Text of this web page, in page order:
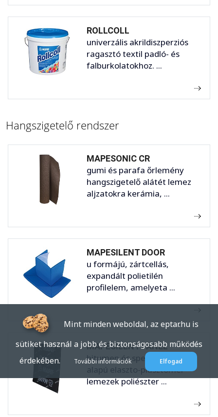
ROLLCOLL
univerzális akrildiszperziós
ragasztó textil padló- és
falburkolatokhoz. ...
Hangszigetelő rendszer
MAPESONIC CR
gumi és parafa őrlemény
hangszigetelő alátét lemez
aljzatokra kerámia, ...
MAPESILENT DOOR
u formájú, zártcellás,
expandált polietilén
profilelem, amelyeta ...
MAPESILENT PANEL
bitumen és speciális polimer
alapú elaszto-plasztomer
lemezek poliészter ...
Mint minden weboldal, az eptar.hu is
sütiket használ a jobb és biztonságosabb működés
érdekében.
További információk Elfogad